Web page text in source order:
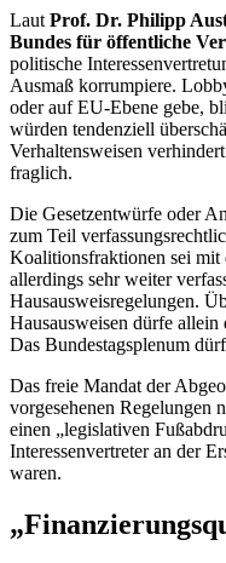
Laut Prof. Dr. Philipp
Bundes für öffentliche
politische
Ausmaß korrumpiere.
oder auf EU-Ebene gebe,
würden tendenziell
Verhaltensweisen
fraglich.
Die Gesetzentwürfe oder
zum Teil
Koalitionsfraktionen sei mit
allerdings sehr weiter
Hausausweisregelungen.
Hausausweisen dürfe allein
Das Bundestagsplenum
Das freie Mandat der
vorgesehenen Regelungen
einen „legislativen
Interessenvertreter an der
waren.